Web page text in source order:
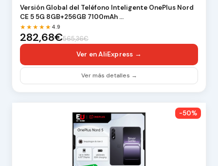
Versión Global del Teléfono Inteligente OnePlus Nord
CE 5 5G 8GB+256GB 7100mAh …
★★★★★ 4.9
282,68€565,36€
Ver en AliExpress →
Ver más detalles →
-50%